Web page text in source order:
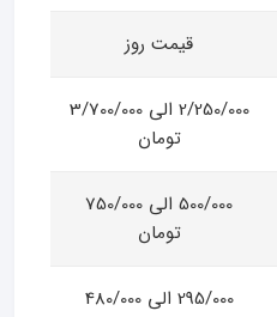
قیمت روز
2/250/000 الی 3/700/000
تومان
500/000 الی 750/000
تومان
295/000 الی 480/000